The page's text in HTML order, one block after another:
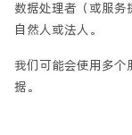
数据处理者（或服务
自然人或法人。
我们可能会使用多个
据。